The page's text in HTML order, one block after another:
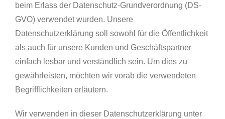
beim Erlass der Datenschutz-Grundverordnung (DS-
GVO) verwendet wurden. Unsere
Datenschutzerklärung soll sowohl für die Öffentlichkeit
als auch für unsere Kunden und Geschäftspartner
einfach lesbar und verständlich sein. Um dies zu
gewährleisten, möchten wir vorab die verwendeten
Begrifflichkeiten erläutern.
Wir verwenden in dieser Datenschutzerklärung unter